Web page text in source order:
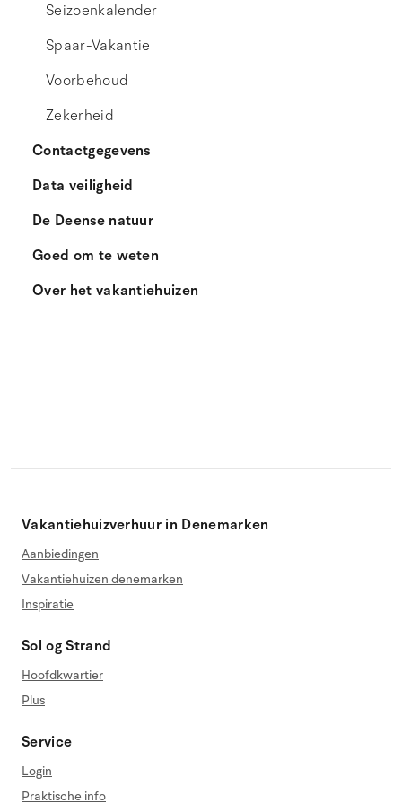
Seizoenkalender
Spaar-Vakantie
Voorbehoud
Zekerheid
Contactgegevens
Data veiligheid
De Deense natuur
Goed om te weten
Over het vakantiehuizen
Vakantiehuizverhuur in Denemarken
Aanbiedingen
Vakantiehuizen denemarken
Inspiratie
Sol og Strand
Hoofdkwartier
Plus
Service
Login
Praktische info